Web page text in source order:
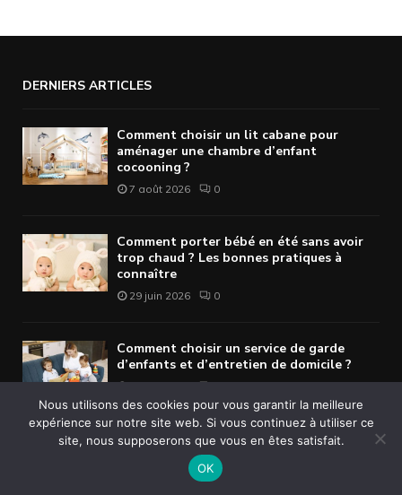
DERNIERS ARTICLES
Comment choisir un lit cabane pour
aménager une chambre d’enfant
cocooning ?
7 août 2026 0
Comment porter bébé en été sans avoir
trop chaud ? Les bonnes pratiques à
connaître
29 juin 2026 0
Comment choisir un service de garde
d’enfants et d’entretien de domicile ?
29 juin 2026 0
LIENS UTILES
Nous utilisons des cookies pour vous garantir la meilleure
expérience sur notre site web. Si vous continuez à utiliser ce
site, nous supposerons que vous en êtes satisfait.
OK